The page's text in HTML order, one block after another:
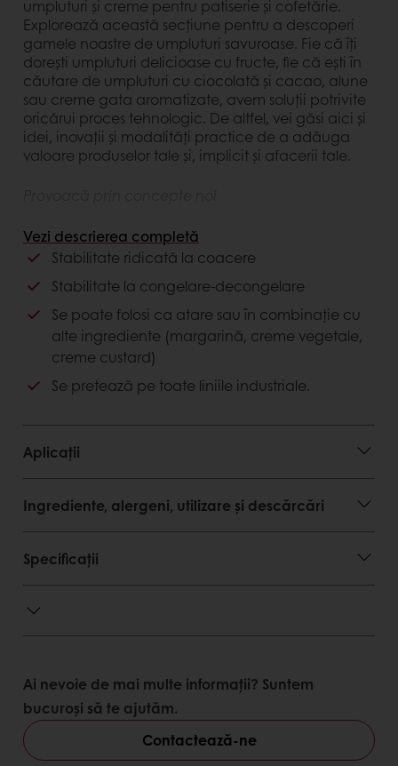
umpluturi și creme pentru patiserie și cofetărie.
Explorează această secțiune pentru a descoperi
gamele noastre de umpluturi savuroase. Fie că îți
dorești umpluturi delicioase cu fructe, fie că ești în
căutare de umpluturi cu ciocolată și cacao, alune
sau creme gata aromatizate, avem soluții potrivite
oricărui proces tehnologic. De altfel, vei găsi aici și
idei, inovații și modalități practice de a adăuga
valoare produselor tale și, implicit și afacerii tale.
Fii pionier pe piața ta, folosind umpluturi de
patiserie deosebite, care urmează ultimele
Avantaje client
Gata de utilizat ca atare sau în combinație cu
alte ingrediente
Stabilitate foarte bună la coacere
Evită migrarea apei din umplutură către aluat
în aplicațiile proaspete
Se pretează pe toate liniile industriale
(injectare, depozitare, co-extrudare).
Textură fină
Gust plăcut de caramel.
Vezi descrierea completă
Stabilitate ridicată la coacere
Stabilitate la congelare-decongelare
Se poate folosi ca atare sau în combinație cu
alte ingrediente (margarină, creme vegetale,
creme custard)
Se pretează pe toate liniile industriale.
Aplicații
Ingrediente, alergeni, utilizare și descărcări
Specificații
Ai nevoie de mai multe informații? Suntem
bucuroși să te ajutăm.
Contactează-ne